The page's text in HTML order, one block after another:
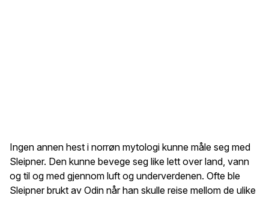
Ingen annen hest i norrøn mytologi kunne måle seg med
Sleipner. Den kunne bevege seg like lett over land, vann
og til og med gjennom luft og underverdenen. Ofte ble
Sleipner brukt av Odin når han skulle reise mellom de ulike